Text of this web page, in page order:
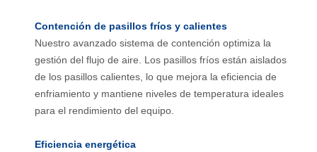
Contención de pasillos fríos y calientes
Nuestro avanzado sistema de contención optimiza la
gestión del flujo de aire. Los pasillos fríos están aislados
de los pasillos calientes, lo que mejora la eficiencia de
enfriamiento y mantiene niveles de temperatura ideales
para el rendimiento del equipo.
Eficiencia energética